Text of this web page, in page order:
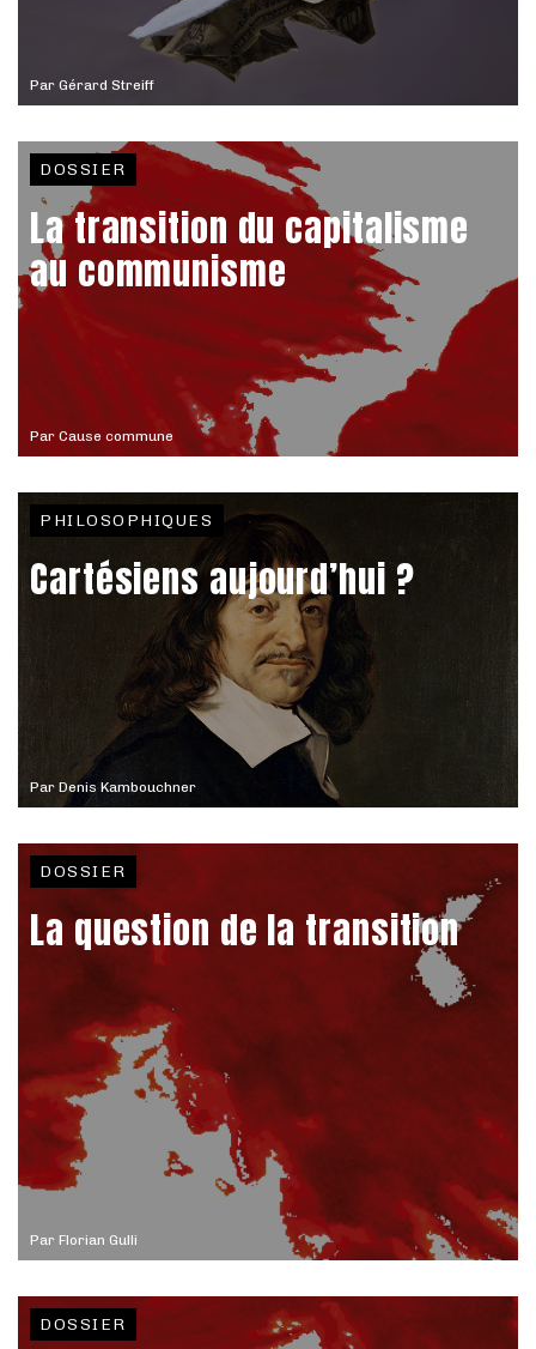
Par Gérard Streiff
Par Cause commune
DOSSIER
La transition du capitalisme
au communisme
Par Denis Kambouchner
PHILOSOPHIQUES
Cartésiens aujourd’hui ?
Par Florian Gulli
DOSSIER
La question de la transition
DOSSIER